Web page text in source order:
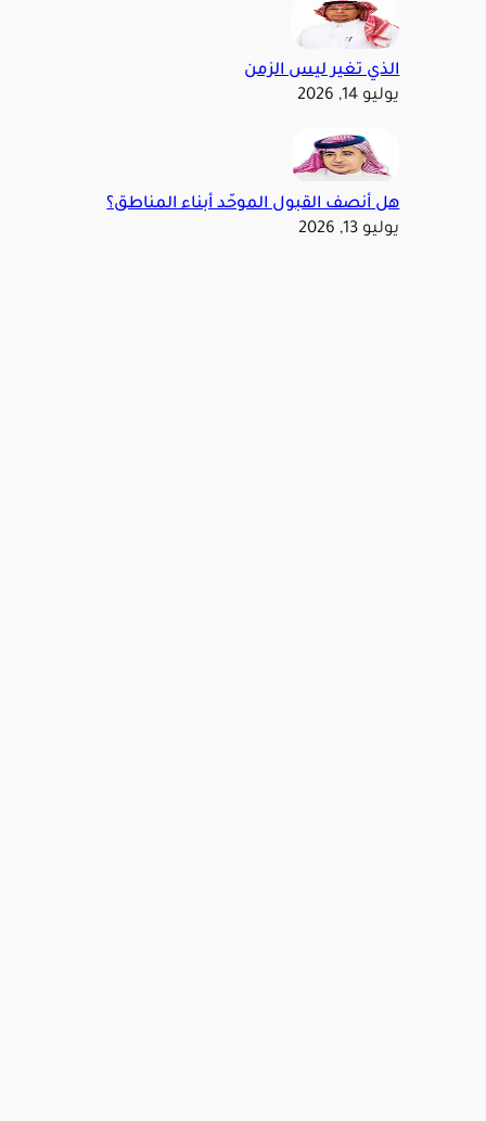
الذي تغير ليس الزمن
يوليو 14, 2026
هل أنصف القبول الموحّد أبناء المناطق؟
يوليو 13, 2026